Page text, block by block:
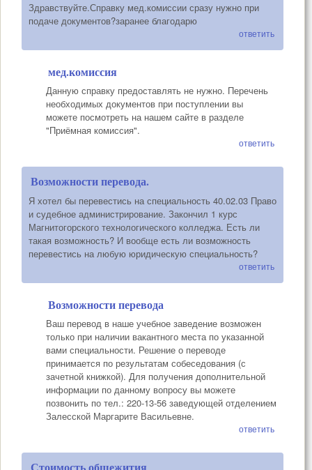
Здравствуйте.Справку мед.комиссии сразу нужно при
подаче документов?заранее благодарю
ответить
мед.комиссия
Данную справку предоставлять не нужно. Перечень
необходимых документов при поступлении вы
можете посмотреть на нашем сайте в разделе
"Приёмная комиссия".
ответить
Возможности перевода.
Я хотел бы перевестись на специальность 40.02.03 Право
и судебное администрирование. Закончил 1 курс
Магнитогорского технологического колледжа. Есть ли
такая возможность? И вообще есть ли возможность
перевестись на любую юридическую специальность?
ответить
Возможности перевода
Ваш перевод в наше учебное заведение возможен
только при наличии вакантного места по указанной
вами специальности. Решение о переводе
принимается по результатам собеседования (с
зачетной книжкой). Для получения дополнительной
информации по данному вопросу вы можете
позвонить по тел.: 220-13-56 заведующей отделением
Залесской Маргарите Васильевне.
ответить